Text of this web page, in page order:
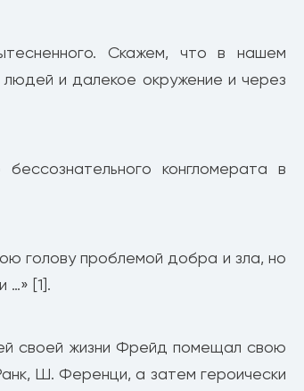
Скажем, что в нашем
и далекое окружение и через
конгломерата в
голову проблемой добра и зла, но
…» [1].
своей жизни Фрейд помещал свою
Ш. Ференци, а затем героически